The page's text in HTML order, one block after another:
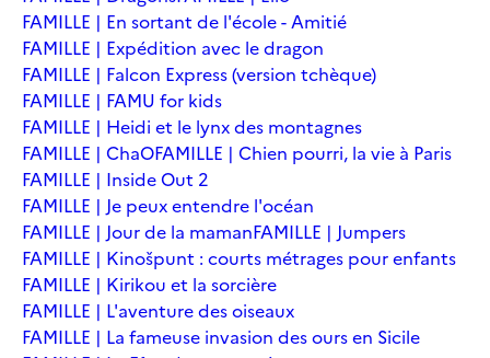
FAMILLE | En sortant de l'école - Amitié
FAMILLE | Expédition avec le dragon
FAMILLE | Falcon Express (version tchèque)
FAMILLE | FAMU for kids
FAMILLE | Heidi et le lynx des montagnes
FAMILLE | ChaOFAMILLE | Chien pourri, la vie à Paris
FAMILLE | Inside Out 2
FAMILLE | Je peux entendre l'océan
FAMILLE | Jour de la mamanFAMILLE | Jumpers
FAMILLE | Kinošpunt : courts métrages pour enfants
FAMILLE | Kirikou et la sorcière
FAMILLE | L'aventure des oiseaux
FAMILLE | La fameuse invasion des ours en Sicile